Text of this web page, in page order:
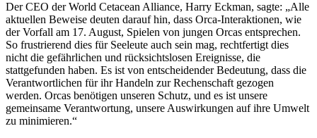
Der CEO der World Cetacean Alliance, Harry Eckman, sagte: „Alle
aktuellen Beweise deuten darauf hin, dass Orca-Interaktionen, wie
der Vorfall am 17. August, Spielen von jungen Orcas entsprechen.
So frustrierend dies für Seeleute auch sein mag, rechtfertigt dies
nicht die gefährlichen und rücksichtslosen Ereignisse, die
stattgefunden haben. Es ist von entscheidender Bedeutung, dass die
Verantwortlichen für ihr Handeln zur Rechenschaft gezogen
werden. Orcas benötigen unseren Schutz, und es ist unsere
gemeinsame Verantwortung, unsere Auswirkungen auf ihre Umwelt
zu minimieren.“